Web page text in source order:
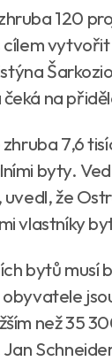
120
na
7,6
byty.
že
vlastníky
bytů musí
než 35